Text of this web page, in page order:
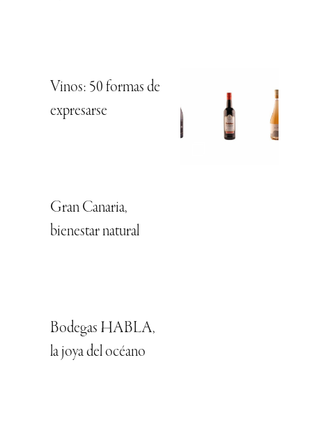
Vinos: 50 formas de
expresarse
Gran Canaria,
bienestar natural
Bodegas HABLA,
la joya del océano